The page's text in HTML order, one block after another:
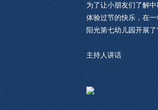
为了让小朋友们了解
体验过节的快乐，在一
阳光第七幼儿园开展
主持人讲话